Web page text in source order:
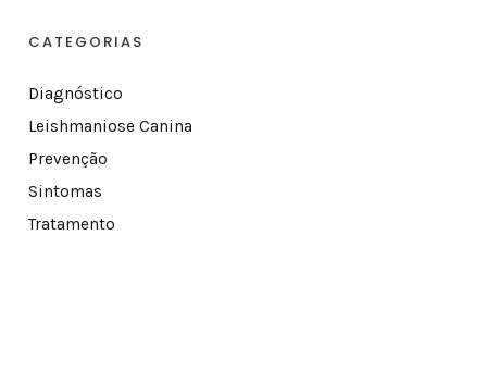
CATEGORIAS
Diagnóstico
Leishmaniose Canina
Prevenção
Sintomas
Tratamento